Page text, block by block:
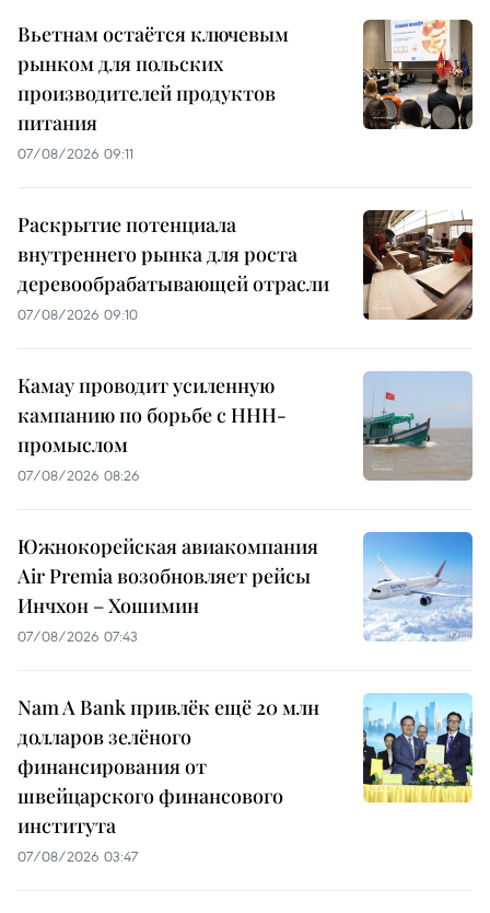
Вьетнам остаётся ключевым
рынком для польских
производителей продуктов
питания
07/08/2026 09:11
Раскрытие потенциала
внутреннего рынка для роста
деревообрабатывающей отрасли
07/08/2026 09:10
Камау проводит усиленную
кампанию по борьбе с ННН-
промыслом
07/08/2026 08:26
Южнокорейская авиакомпания
Air Premia возобновляет рейсы
Инчхон – Хошимин
07/08/2026 07:43
Nam A Bank привлёк ещё 20 млн
долларов зелёного
финансирования от
швейцарского финансового
института
07/08/2026 03:47